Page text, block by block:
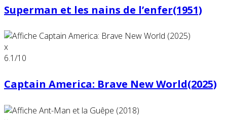
Superman et les nains de l’enfer(1951)
x
6.1/10
Captain America: Brave New World(2025)